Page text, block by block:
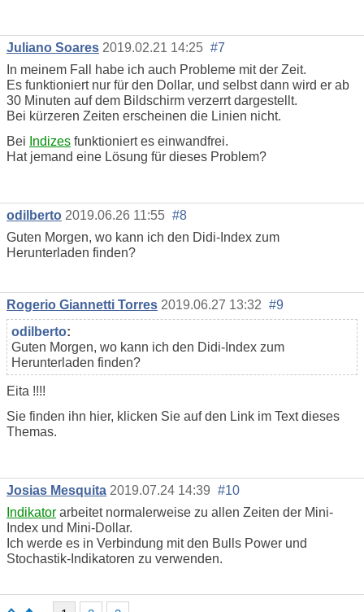
Juliano Soares 2019.02.21 14:25 #7
In meinem Fall habe ich auch Probleme mit der Zeit.
Es funktioniert nur für den Dollar, und selbst dann wird er ab
30 Minuten auf dem Bildschirm verzerrt dargestellt.
Bei kürzeren Zeiten erscheinen die Linien nicht.
Bei Indizes funktioniert es einwandfrei.
Hat jemand eine Lösung für dieses Problem?
odilberto 2019.06.26 11:55 #8
Guten Morgen, wo kann ich den Didi-Index zum
Herunterladen finden?
Rogerio Giannetti Torres 2019.06.27 13:32 #9
odilberto:
Guten Morgen, wo kann ich den Didi-Index zum
Herunterladen finden?
Eita !!!!
Sie finden ihn hier, klicken Sie auf den Link im Text dieses
Themas.
Josias Mesquita 2019.07.24 14:39 #10
Indikator arbeitet normalerweise zu allen Zeiten der Mini-
Index und Mini-Dollar.
Ich werde es in Verbindung mit den Bulls Power und
Stochastik-Indikatoren zu verwenden.